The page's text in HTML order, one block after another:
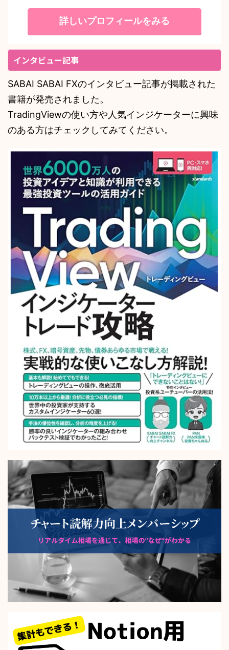
詳しいプロフィールをみる
インタビュー記事
SABAI SABAI FXのインタビュー記事が掲載された
書籍が発売されました。
TradingViewの使い方や人気インジケーターに興味
のある方はチェックしてみてください。